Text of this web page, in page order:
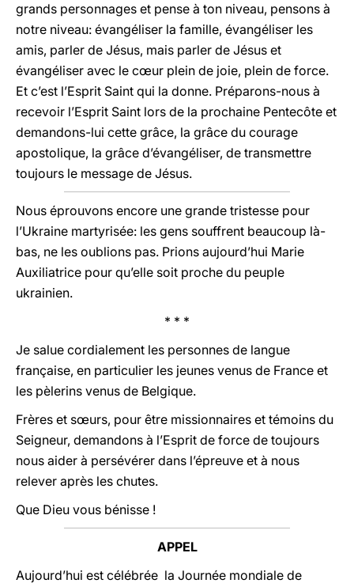
grands personnages et pense à ton niveau, pensons à
notre niveau: évangéliser la famille, évangéliser les
amis, parler de Jésus, mais parler de Jésus et
évangéliser avec le cœur plein de joie, plein de force.
Et c’est l’Esprit Saint qui la donne. Préparons-nous à
recevoir l’Esprit Saint lors de la prochaine Pentecôte et
demandons-lui cette grâce, la grâce du courage
apostolique, la grâce d’évangéliser, de transmettre
toujours le message de Jésus.
Nous éprouvons encore une grande tristesse pour
l’Ukraine martyrisée: les gens souffrent beaucoup là-
bas, ne les oublions pas. Prions aujourd’hui Marie
Auxiliatrice pour qu’elle soit proche du peuple
ukrainien.
* * *
Je salue cordialement les personnes de langue
française, en particulier les jeunes venus de France et
les pèlerins venus de Belgique.
Frères et sœurs, pour être missionnaires et témoins du
Seigneur, demandons à l’Esprit de force de toujours
nous aider à persévérer dans l’épreuve et à nous
relever après les chutes.
Que Dieu vous bénisse !
APPEL
Aujourd’hui est célébrée la Journée mondiale de